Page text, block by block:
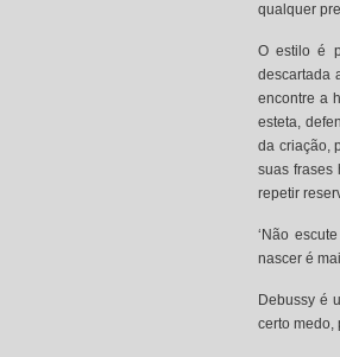
qualquer
O estilo é
descartada
encontre a
esteta,
da criação,
suas frases
repetir
‘Não
nascer é
Debussy é
certo medo,